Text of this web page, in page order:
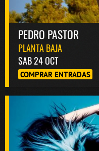
PEDRO PASTOR
PLANTA BAJA
SAB 24 OCT
COMPRAR ENTRADAS